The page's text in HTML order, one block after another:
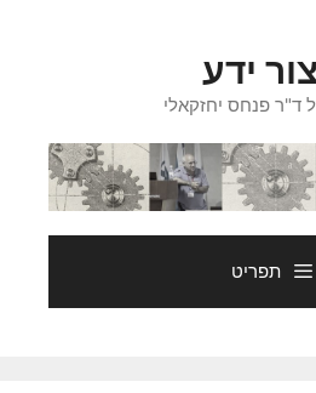
ידע
פנחס יחזקאלי
תפריט